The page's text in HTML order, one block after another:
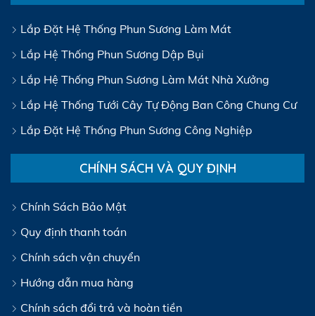
Lắp Đặt Hệ Thống Phun Sương Làm Mát
Lắp Hệ Thống Phun Sương Dập Bụi
Lắp Hệ Thống Phun Sương Làm Mát Nhà Xưởng
Lắp Hệ Thống Tưới Cây Tự Động Ban Công Chung Cư
Lắp Đặt Hệ Thống Phun Sương Công Nghiệp
CHÍNH SÁCH VÀ QUY ĐỊNH
Chính Sách Bảo Mật
Quy định thanh toán
Chính sách vận chuyển
Hướng dẫn mua hàng
Chính sách đổi trả và hoàn tiền